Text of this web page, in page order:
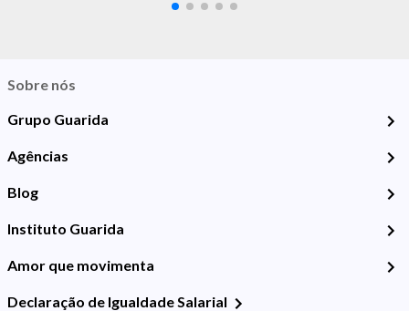
Sobre nós
Grupo Guarida
Agências
Blog
Instituto Guarida
Amor que movimenta
Declaração de Igualdade Salarial